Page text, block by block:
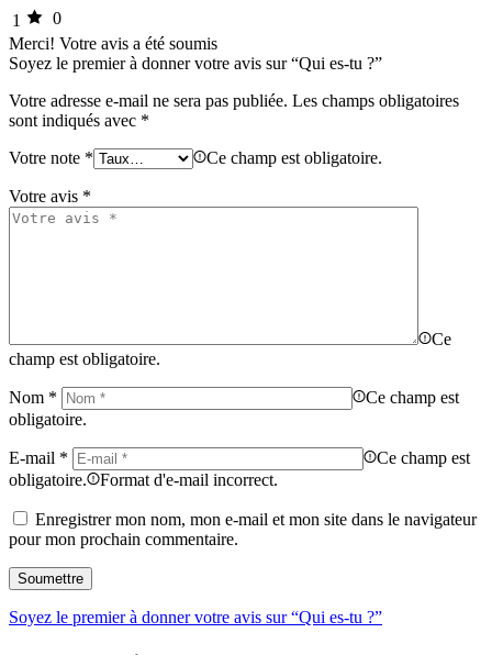
1
0
Merci! Votre avis a été soumis
Soyez le premier à donner votre avis sur “Qui es-tu ?”
Votre adresse e-mail ne sera pas publiée. Les champs obligatoires
sont indiqués avec *
Votre note * Ce champ est obligatoire.
Votre avis *
Ce
champ est obligatoire.
Nom *
Ce champ est
obligatoire.
E-mail *
Ce champ est
obligatoire.
Format d'e-mail incorrect.
Enregistrer mon nom, mon e-mail et mon site dans le navigateur
pour mon prochain commentaire.
Soyez le premier à donner votre avis sur “Qui es-tu ?”